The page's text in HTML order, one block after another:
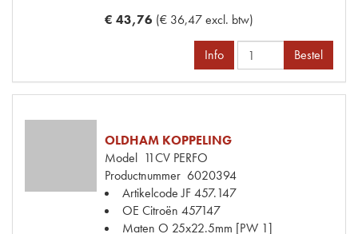
€ 43,76 (€ 36,47 excl. btw)
Info Bestel
OLDHAM KOPPELING
Model 11CV PERFO
Productnummer 6020394
Artikelcode JF457.147
OE Citroën 457147
Maten O 25x22.5mm [PW 1]